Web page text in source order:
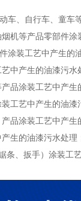
、自行车、童车
等产品零部件涂
装工艺中产生的
中产生的油漆污水
涂装工艺中产生
工艺中产生的油漆
涂装工艺中产生
生的油漆污水处理
、扳手）涂装工艺